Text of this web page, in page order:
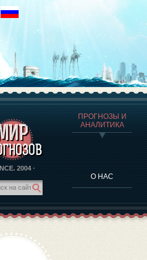
2004 ·
ПРОГНОЗЫ И
АНАЛИТИКА
О НАС
ЧЕЛОВЕКА
ВЫДАЮЩИХСЯ ЛИЧНОСТЕЙ
ВОЛИКОВА
И АНАЛИТИКА